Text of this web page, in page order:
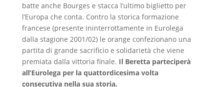
batte anche Bourges e stacca l’ultimo biglietto per
l’Europa che conta. Contro la storica formazione
francese (presente ininterrottamente in Eurolega
dalla stagione 2001/02) le orange confezionano una
partita di grande sacrificio e solidarietà che viene
premiata dalla vittoria finale. Il Beretta parteciperà
all’Eurolega per la quattordicesima volta
consecutiva nella sua storia.